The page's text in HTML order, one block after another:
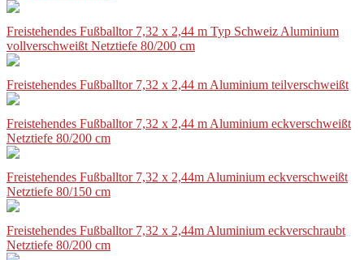
Freistehendes Fußballtor 7,32 x 2,44 m Typ Schweiz Aluminium
vollverschweißt Netztiefe 80/200 cm
Freistehendes Fußballtor 7,32 x 2,44 m Aluminium teilverschweißt
Freistehendes Fußballtor 7,32 x 2,44 m Aluminium eckverschweißt
Netztiefe 80/200 cm
Freistehendes Fußballtor 7,32 x 2,44m Aluminium eckverschweißt
Netztiefe 80/150 cm
Freistehendes Fußballtor 7,32 x 2,44m Aluminium eckverschraubt
Netztiefe 80/200 cm